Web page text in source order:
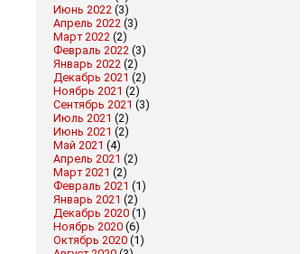
Июнь 2022 (3)
Апрель 2022 (3)
Март 2022 (2)
Февраль 2022 (3)
Январь 2022 (2)
Декабрь 2021 (2)
Ноябрь 2021 (2)
Сентябрь 2021 (3)
Июль 2021 (2)
Июнь 2021 (2)
Май 2021 (4)
Апрель 2021 (2)
Март 2021 (2)
Февраль 2021 (1)
Январь 2021 (2)
Декабрь 2020 (1)
Ноябрь 2020 (6)
Октябрь 2020 (1)